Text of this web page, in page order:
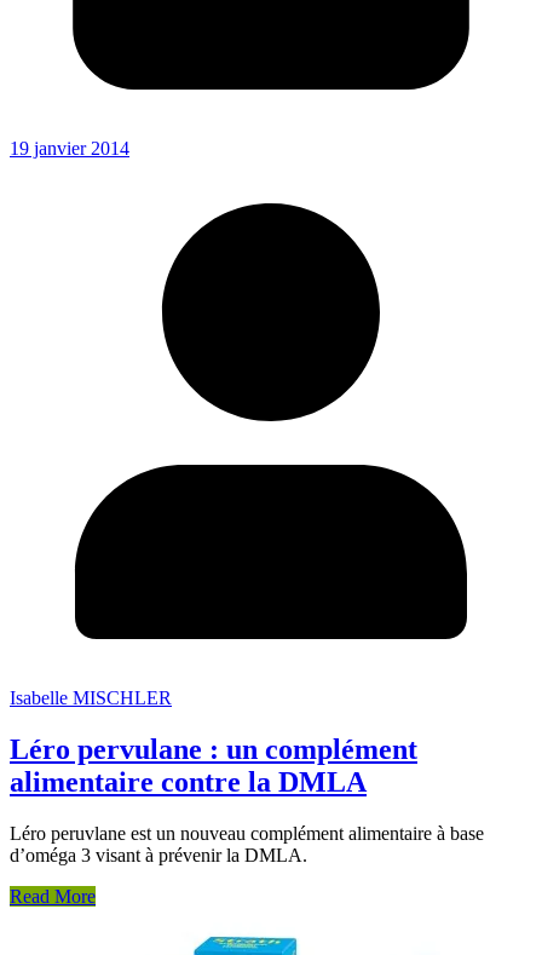
19 janvier 2014
Isabelle MISCHLER
Léro pervulane : un complément
alimentaire contre la DMLA
Léro peruvlane est un nouveau complément alimentaire à base
d’oméga 3 visant à prévenir la DMLA.
Read More